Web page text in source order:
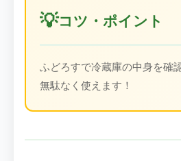
💡コツ・ポイント
ふどろすで冷蔵庫の中身を確
無駄なく使えます！